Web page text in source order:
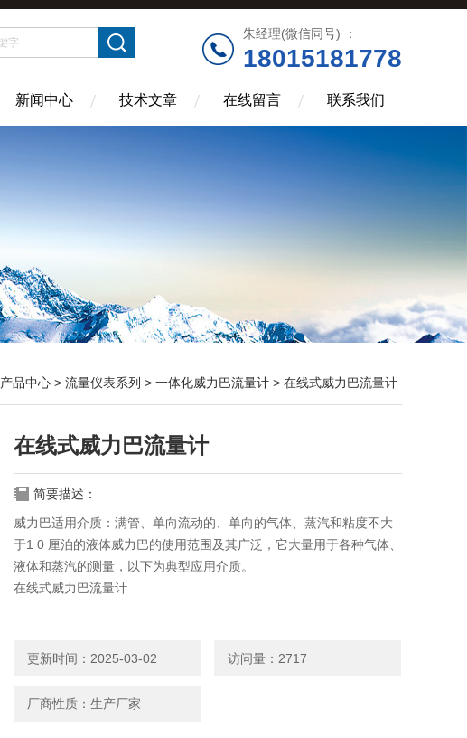
朱经理(微信同号) ：
18015181778
新闻中心 技术文章 在线留言 联系我们
产品中心 > 流量仪表系列 > 一体化威力巴流量计 > 在线式威力巴流量计
在线式威力巴流量计
简要描述：
威力巴适用介质：满管、单向流动的、单向的气体、蒸汽和粘度不大
于1 0 厘泊的液体威力巴的使用范围及其广泛，它大量用于各种气体、
液体和蒸汽的测量，以下为典型应用介质。
在线式威力巴流量计
更新时间：2025-03-02 访问量：2717
厂商性质：生产厂家